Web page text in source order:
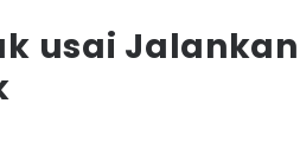
usai Jalankan